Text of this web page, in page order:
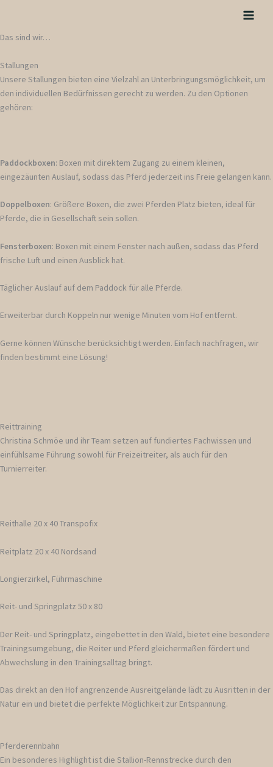
springen
Das sind wir…
Stallungen
Unsere Stallungen bieten eine Vielzahl an Unterbringungsmöglichkeit, um
den individuellen Bedürfnissen gerecht zu werden. Zu den Optionen
gehören:
Paddockboxen: Boxen mit direktem Zugang zu einem kleinen,
eingezäunten Auslauf, sodass das Pferd jederzeit ins Freie gelangen kann.
Doppelboxen: Größere Boxen, die zwei Pferden Platz bieten, ideal für
Pferde, die in Gesellschaft sein sollen.
Fensterboxen: Boxen mit einem Fenster nach außen, sodass das Pferd
frische Luft und einen Ausblick hat.
Täglicher Auslauf auf dem Paddock für alle Pferde.
Erweiterbar durch Koppeln nur wenige Minuten vom Hof entfernt.
Gerne können Wünsche berücksichtigt werden. Einfach nachfragen, wir
finden bestimmt eine Lösung!
Reittraining
Christina Schmöe und ihr Team setzen auf fundiertes Fachwissen und
einfühlsame Führung sowohl für Freizeitreiter, als auch für den
Turnierreiter.
Reithalle 20 x 40 Transpofix
Reitplatz 20 x 40 Nordsand
Longierzirkel, Führmaschine
Reit- und Springplatz 50 x 80
Der Reit- und Springplatz, eingebettet in den Wald, bietet eine besondere
Trainingsumgebung, die Reiter und Pferd gleichermaßen fördert und
Abwechslung in den Trainingsalltag bringt.
Das direkt an den Hof angrenzende Ausreitgelände lädt zu Ausritten in der
Natur ein und bietet die perfekte Möglichkeit zur Entspannung.
Pferderennbahn
Ein besonderes Highlight ist die Stallion-Rennstrecke durch den